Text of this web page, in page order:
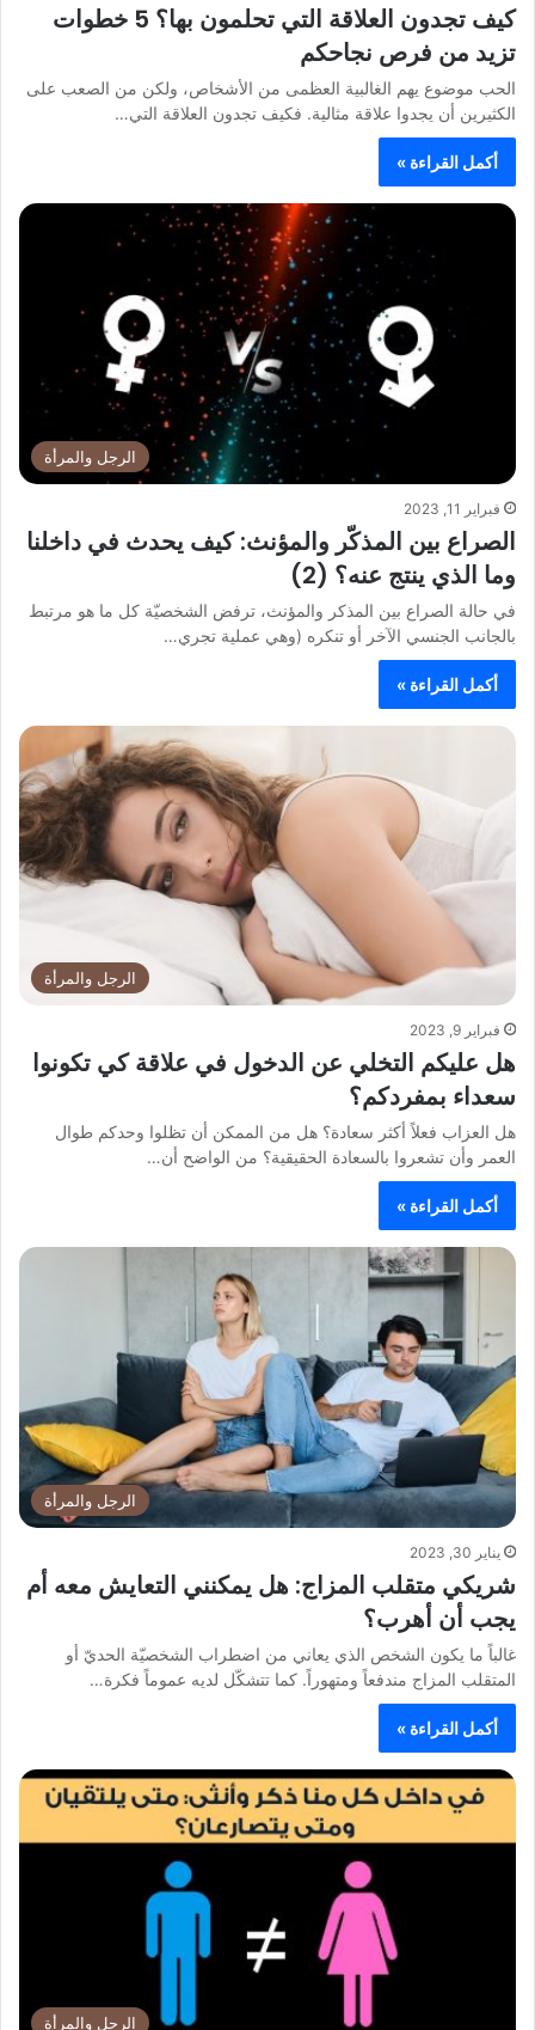
كيف تجدون العلاقة التي تحلمون بها؟ 5 خطوات
تزيد من فرص نجاحكم
الحب موضوع يهم الغالبية العظمى من الأشخاص، ولكن من الصعب على
الكثيرين أن يجدوا علاقة مثالية. فكيف تجدون العلاقة التي…
أكمل القراءة »
الرجل والمرأة
فبراير 11, 2023
الصراع بين المذكّر والمؤنث: كيف يحدث في داخلنا
وما الذي ينتج عنه؟ (2)
في حالة الصراع بين المذكر والمؤنث، ترفض الشخصيّة كل ما هو مرتبط
بالجانب الجنسي الآخر أو تنكره (وهي عملية تجري…
أكمل القراءة »
الرجل والمرأة
فبراير 9, 2023
هل عليكم التخلي عن الدخول في علاقة كي تكونوا
سعداء بمفردكم؟
هل العزاب فعلاً أكثر سعادة؟ هل من الممكن أن تظلوا وحدكم طوال
العمر وأن تشعروا بالسعادة الحقيقية؟ من الواضح أن…
أكمل القراءة »
الرجل والمرأة
يناير 30, 2023
شريكي متقلب المزاج: هل يمكنني التعايش معه أم
يجب أن أهرب؟
غالباً ما يكون الشخص الذي يعاني من اضطراب الشخصيّة الحديّ أو
المتقلب المزاج مندفعاً ومتهوراً. كما تتشكّل لديه عموماً فكرة…
أكمل القراءة »
الرجل والمرأة